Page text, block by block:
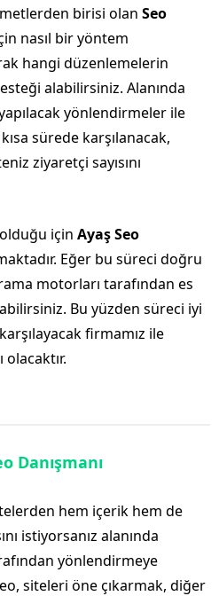
birisi olan Seo
nasıl bir yöntem
hangi düzenlemelerin
alabilirsiniz. Alanında
yönlendirmeler ile
sürede karşılanacak,
ziyaretçi sayısını
için Ayaş Seo
Eğer bu süreci doğru
motorları tarafından es
Bu yüzden süreci iyi
firmamız ile
olacaktır.
Danışmanı
hem içerik hem de
istiyorsanız alanında
yönlendirmeye
siteleri öne çıkarmak, diğer